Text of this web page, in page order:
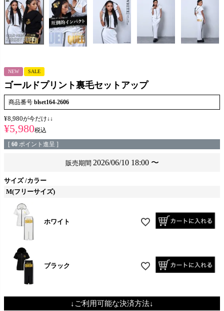
NEW SALE
ゴールドプリント裏毛セットアップ
商品番号 blset164-2606
¥8,980が今だけ↓↓
¥5,980税込
[ 60 ポイント進呈 ]
販売期間 2026/06/10 18:00 〜
サイズ カラー
M(フリーサイズ)
ホワイト
ブラック
↓ご利用可能な決済方法↓